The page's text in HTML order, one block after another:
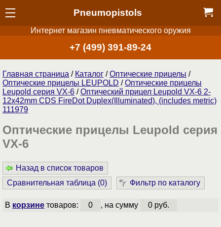
Pneumopistols
Интернет магазин пневматического оружия
+7 (499) 391-89-24
Главная страница / Каталог /Оптические прицелы /
Оптические прицелы LEUPOLD /Оптические прицелы
Leupold серия VX-6 /Оптический прицел Leupold VX-6 2-
12x42mm CDS FireDot Duplex(Illuminated), (includes metric)
111979
Оптические прицелы Leupold серия
VX-6
Назад в список товаров
Сравнительная таблица (0) Фильтр по каталогу
В корзинетоваров: 0 , на сумму 0 руб.